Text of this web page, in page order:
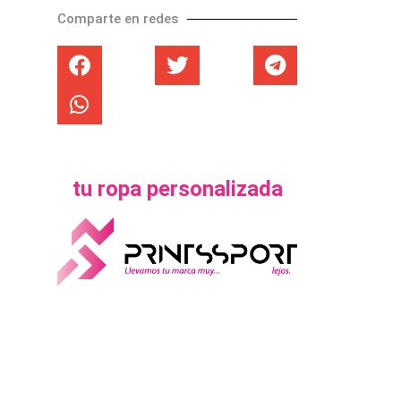
Comparte en redes
tu ropa personalizada